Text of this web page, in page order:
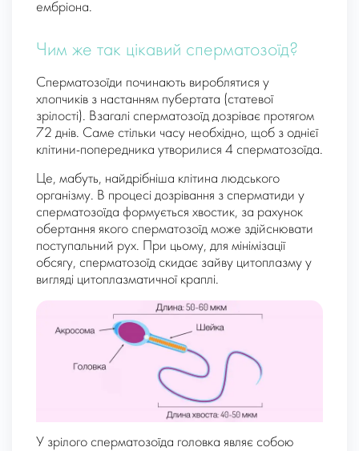
ембріона.
Чим же так цікавий сперматозоїд?
Сперматозоїди починають вироблятися у
хлопчиків з настанням пубертата (статевої
зрілості). Взагалі сперматозоїд дозріває протягом
72 днів. Саме стільки часу необхідно, щоб з однієї
клітини-попередника утворилися 4 сперматозоїда.
Це, мабуть, найдрібніша клітина людського
організму. В процесі дозрівання з сперматиди у
сперматозоїда формується хвостик, за рахунок
обертання якого сперматозоїд може здійснювати
поступальний рух. При цьому, для мінімізації
обсягу, сперматозоїд скидає зайву цитоплазму у
вигляді цитоплазматичної краплі.
У зрілого сперматозоїда головка являє собою